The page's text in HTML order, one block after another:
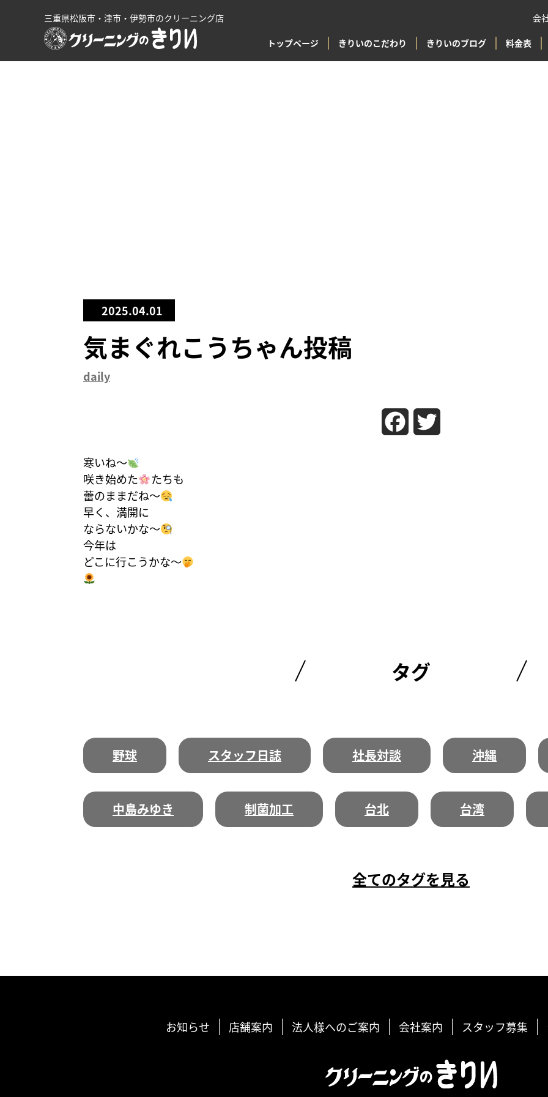
三重県松阪市・津市・伊勢市のクリーニング店 会
トップページ きりいのこだわり きりいのブログ 料金表
2025.04.01
気まぐれこうちゃん投稿
daily
Facebook
寒いね〜
咲き始めた
たちも
蕾のままだね〜
早く、満開に
ならないかな〜
今年は
どこに行こうかな〜
タグ
野球 スタッフ日誌 社長対談 沖縄
中島みゆき 制菌加工 台北 台湾
全てのタグを見る
お知らせ 店舗案内 法人様へのご案内 会社案内 スタッフ募集